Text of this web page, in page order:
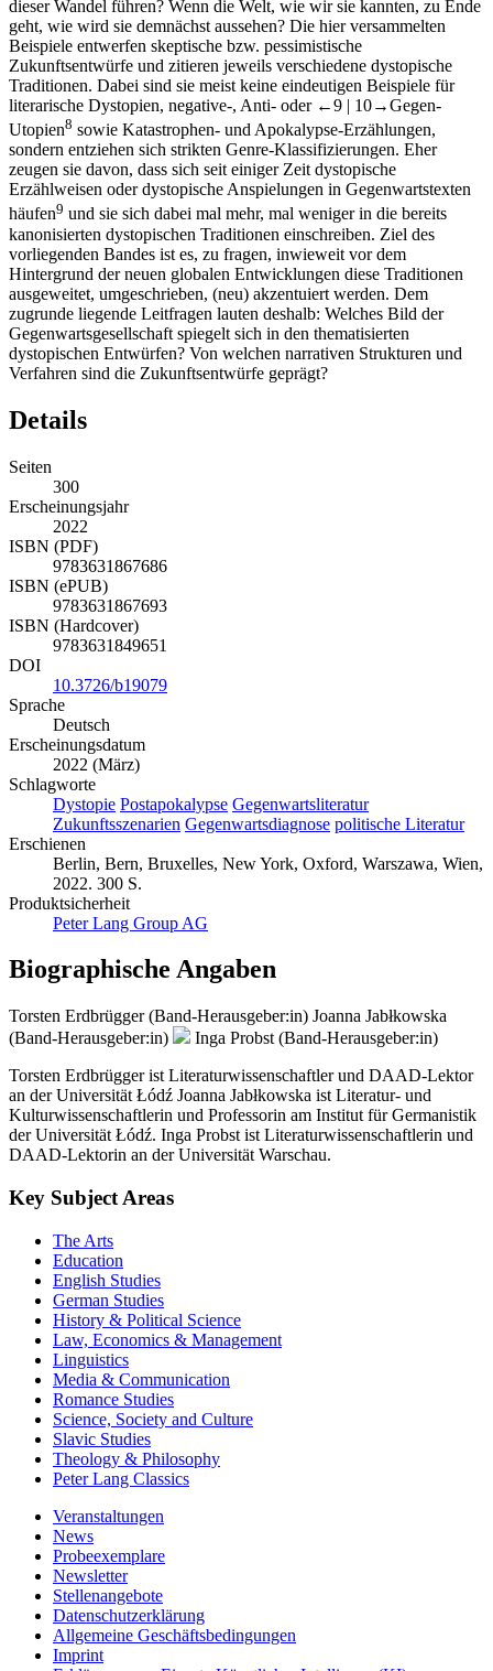
dieser Wandel führen? Wenn die Welt, wie wir sie kannten, zu Ende
geht, wie wird sie demnächst aussehen? Die hier versammelten
Beispiele entwerfen skeptische bzw. pessimistische
Zukunftsentwürfe und zitieren jeweils verschiedene dystopische
Traditionen. Dabei sind sie meist keine eindeutigen Beispiele für
literarische Dystopien, negative-, Anti- oder ←9 | 10→Gegen-
Utopien8 sowie Katastrophen- und Apokalypse-Erzählungen,
sondern entziehen sich strikten Genre-Klassifizierungen. Eher
zeugen sie davon, dass sich seit einiger Zeit dystopische
Erzählweisen oder dystopische Anspielungen in Gegenwartstexten
häufen9 und sie sich dabei mal mehr, mal weniger in die bereits
kanonisierten dystopischen Traditionen einschreiben. Ziel des
vorliegenden Bandes ist es, zu fragen, inwieweit vor dem
Hintergrund der neuen globalen Entwicklungen diese Traditionen
ausgeweitet, umgeschrieben, (neu) akzentuiert werden. Dem
zugrunde liegende Leitfragen lauten deshalb: Welches Bild der
Gegenwartsgesellschaft spiegelt sich in den thematisierten
dystopischen Entwürfen? Von welchen narrativen Strukturen und
Verfahren sind die Zukunftsentwürfe geprägt?
Details
Seiten
300
Erscheinungsjahr
2022
ISBN (PDF)
9783631867686
ISBN (ePUB)
9783631867693
ISBN (Hardcover)
9783631849651
DOI
10.3726/b19079
Sprache
Deutsch
Erscheinungsdatum
2022 (März)
Schlagworte
Dystopie Postapokalypse Gegenwartsliteratur
Zukunftsszenarien Gegenwartsdiagnose politische Literatur
Erschienen
Berlin, Bern, Bruxelles, New York, Oxford, Warszawa, Wien,
2022. 300 S.
Produktsicherheit
Peter Lang Group AG
Biographische Angaben
Torsten Erdbrügger (Band-Herausgeber:in) Joanna Jabłkowska
(Band-Herausgeber:in)
Inga Probst (Band-Herausgeber:in)
Torsten Erdbrügger ist Literaturwissenschaftler und DAAD-Lektor
an der Universität Łódź Joanna Jabłkowska ist Literatur- und
Kulturwissenschaftlerin und Professorin am Institut für Germanistik
der Universität Łódź. Inga Probst ist Literaturwissenschaftlerin und
DAAD-Lektorin an der Universität Warschau.
Key Subject Areas
The Arts
Education
English Studies
German Studies
History & Political Science
Law, Economics & Management
Linguistics
Media & Communication
Romance Studies
Science, Society and Culture
Slavic Studies
Theology & Philosophy
Peter Lang Classics
Veranstaltungen
News
Probeexemplare
Newsletter
Stellenangebote
Datenschutzerklärung
Allgemeine Geschäftsbedingungen
Imprint